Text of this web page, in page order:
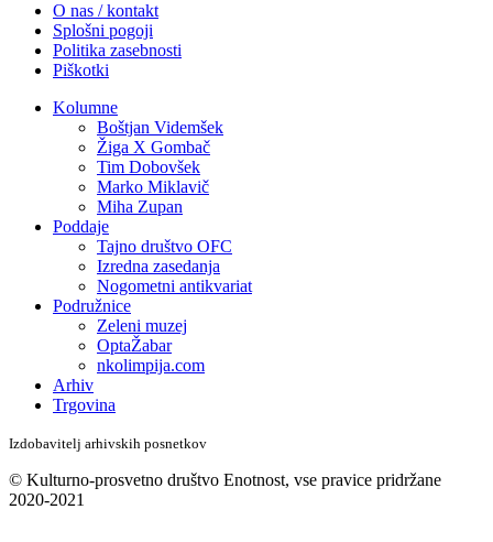
O nas / kontakt
Splošni pogoji
Politika zasebnosti
Piškotki
Kolumne
Boštjan Videmšek
Žiga X Gombač
Tim Dobovšek
Marko Miklavič
Miha Zupan
Poddaje
Tajno društvo OFC
Izredna zasedanja
Nogometni antikvariat
Podružnice
Zeleni muzej
OptaŽabar
nkolimpija.com
Arhiv
Trgovina
Izdobavitelj arhivskih posnetkov
© Kulturno-prosvetno društvo Enotnost, vse pravice pridržane
2020-2021